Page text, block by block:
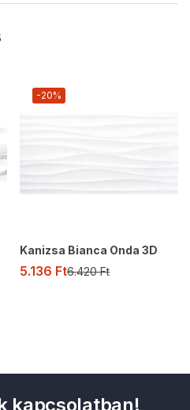
-20%
Kanizsa Bianca Onda 3D
5.136 Ft6.420Ft
kapcsolatban!